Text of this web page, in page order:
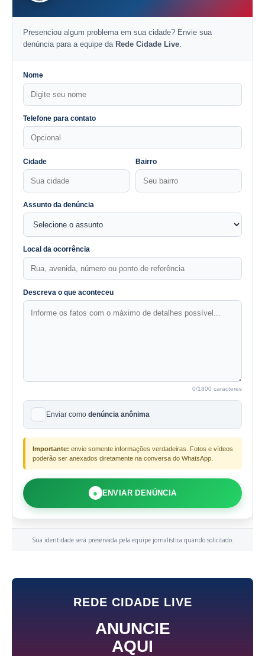
Presenciou algum problema em sua cidade? Envie sua
denúncia para a equipe da Rede Cidade Live
Nome
Telefone para contato
Cidade Bairro
Assunto da denúncia
Local da ocorrência
Descreva o que aconteceu
0/1800 caracteres
Enviar como denúncia anônima
Importante: envie somente informações verdadeiras. Fotos e vídeos
poderão ser anexados diretamente na conversa do WhatsApp.
● ENVIAR DENÚNCIA
Sua identidade será preservada pela equipe jornalística quando solicitado.
REDE CIDADE LIVE
ANUNCIE
AQUI